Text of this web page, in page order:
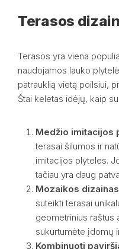
Terasos
Terasos yra viena
naudojamos lauko
patrauklią vietą poilsiui,
Štai keletas idėjų, kaip
Medžio imitacijos
terasai šilumos ir
imitacijos plyteles.
tačiau yra daug
Mozaikos
suteikti terasai
geometrinius raštus
sukurtumėte įdomų
Kombinuoti